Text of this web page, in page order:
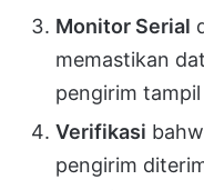
Monitor Serial
memastikan
pengirim
Verifikasi
pengirim